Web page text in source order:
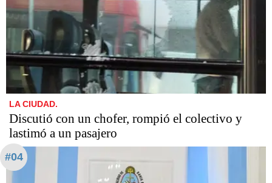
LA CIUDAD.
Discutió con un chofer, rompió el colectivo y
lastimó a un pasajero
#04